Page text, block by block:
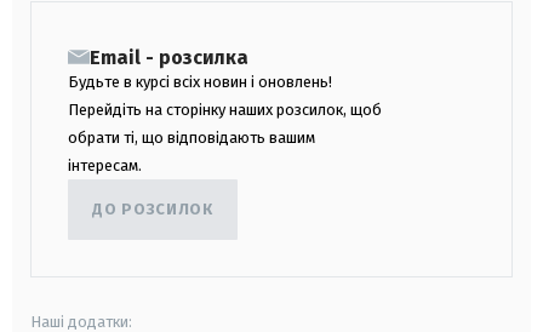
Email - розсилка
Будьте в курсі всіх новин і оновлень!
Перейдіть на сторінку наших розсилок, щоб
обрати ті, що відповідають вашим
інтересам.
ДО РОЗСИЛОК
Наші додатки: